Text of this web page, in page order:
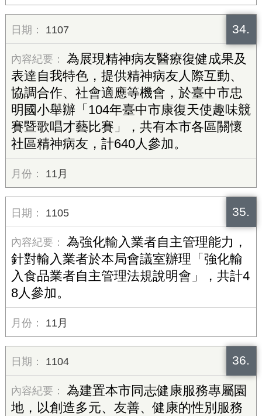
34.
1107
為展現精神病友醫療復健成果及
表達自我特色，提供精神病友人際互動、
協調合作、社會適應等機會，於臺中市忠
明國小舉辦「104年臺中市康復天使趣味競
賽暨歌唱才藝比賽」，共有本市各區關懷
社區精神病友，計640人參加。
11月
35.
1105
為強化輸入業者自主管理能力，
針對輸入業者於本局會議室辦理「強化輸
入食品業者自主管理法規說明會」，共計4
8人參加。
11月
36.
1104
為建置本市同志健康服務專屬園
地，以創造多元、友善、健康的性別服務